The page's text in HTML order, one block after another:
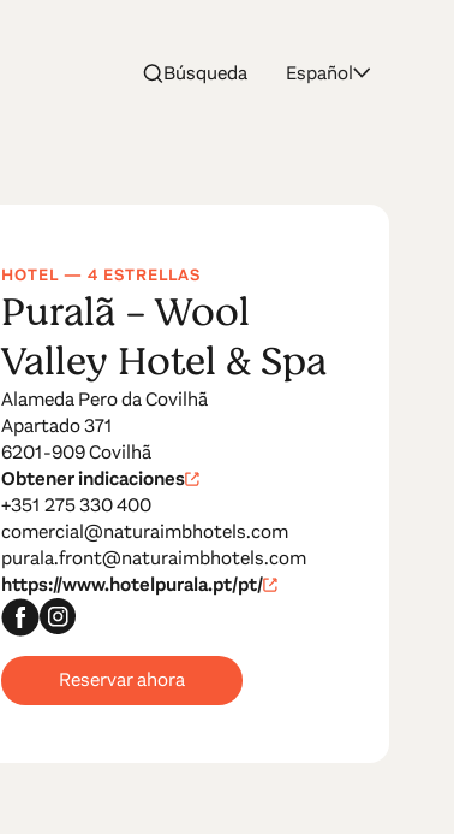
Búsqueda Español
HOTEL — 4 ESTRELLAS
Puralã - Wool
Valley Hotel & Spa
Alameda Pero da Covilhã
Apartado 371
6201-909 Covilhã
Obtener indicaciones
+351 275 330 400
comercial@naturaimbhotels.com
purala.front@naturaimbhotels.com
https://www.hotelpurala.pt/pt/
Reservar ahora